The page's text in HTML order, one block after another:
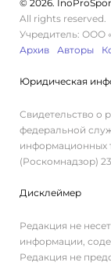
© 2026.
All rights reserved.
Учредитель: ООО
Архив
Авторы
Юридическая
Свидетельство
федеральной
информационных
(Роскомнадзор)
Дисклеймер
Редакция не
информации,
Редакция не